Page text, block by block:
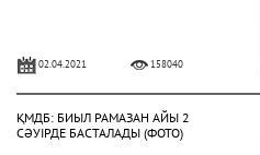
02.04.2021 158040
ҚМДБ: БИЫЛ РАМАЗАН АЙЫ 2
СӘУІРДЕ БАСТАЛАДЫ (ФОТО)